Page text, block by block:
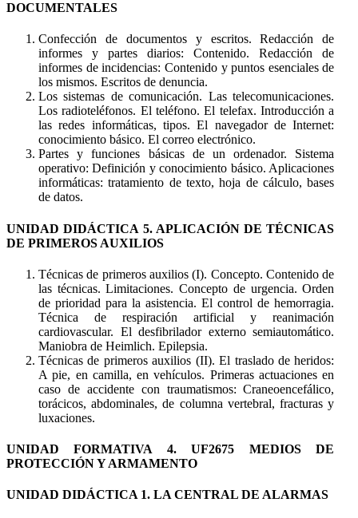
DOCUMENTALES
Confección de documentos y escritos. Redacción de
informes y partes diarios: Contenido. Redacción de
informes de incidencias: Contenido y puntos esenciales de
los mismos. Escritos de denuncia.
Los sistemas de comunicación. Las telecomunicaciones.
Los radioteléfonos. El teléfono. El telefax. Introducción a
las redes informáticas, tipos. El navegador de Internet:
conocimiento básico. El correo electrónico.
Partes y funciones básicas de un ordenador. Sistema
operativo: Definición y conocimiento básico. Aplicaciones
informáticas: tratamiento de texto, hoja de cálculo, bases
de datos.
UNIDAD DIDÁCTICA 5. APLICACIÓN DE TÉCNICAS
DE PRIMEROS AUXILIOS
Técnicas de primeros auxilios (I). Concepto. Contenido de
las técnicas. Limitaciones. Concepto de urgencia. Orden
de prioridad para la asistencia. El control de hemorragia.
Técnica de respiración artificial y reanimación
cardiovascular. El desfibrilador externo semiautomático.
Maniobra de Heimlich. Epilepsia.
Técnicas de primeros auxilios (II). El traslado de heridos:
A pie, en camilla, en vehículos. Primeras actuaciones en
caso de accidente con traumatismos: Craneoencefálico,
torácicos, abdominales, de columna vertebral, fracturas y
luxaciones.
UNIDAD FORMATIVA 4. UF2675 MEDIOS DE
PROTECCIÓN Y ARMAMENTO
UNIDAD DIDÁCTICA 1. LA CENTRAL DE ALARMAS